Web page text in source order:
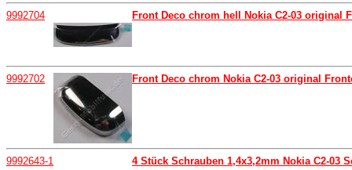
9992704 Front Deco chrom hell Nokia C2-03 original
9992702 Front Deco chrom Nokia C2-03 original
9992643-1
4 Stück Schrauben 1,4x3,2mm Nokia C2-03